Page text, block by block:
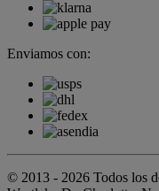
Enviamos con:
© 2013 - 2026 Todos los